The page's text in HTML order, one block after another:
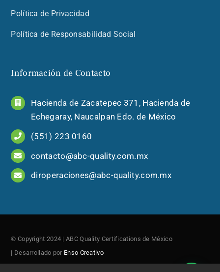
Política de Privacidad
Política de Responsabilidad Social
Información de Contacto
Hacienda de Zacatepec 371, Hacienda de
Echegaray, Naucalpan Edo. de México
(551) 223 0160
contacto@abc-quality.com.mx
diroperaciones@abc-quality.com.mx
© Copyright 2024 | ABC Quality Certifications de México
| Desarrollado por Enso Creativo